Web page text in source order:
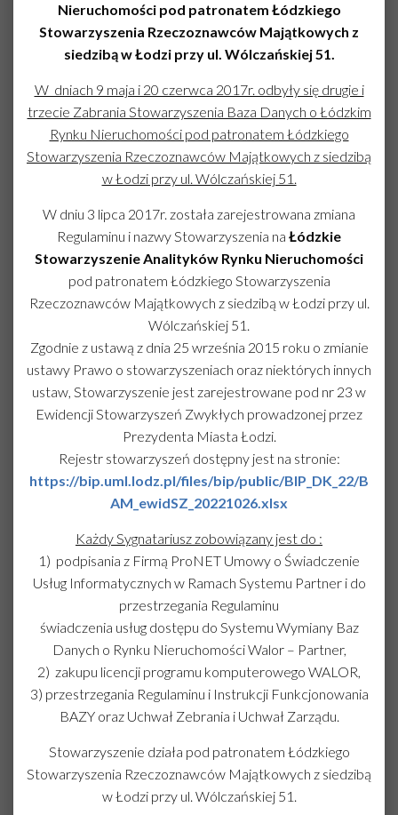
Nieruchomości pod patronatem Łódzkiego
Stowarzyszenia Rzeczoznawców Majątkowych z
siedzibą w Łodzi przy ul. Wólczańskiej 51.
W dniach 9 maja i 20 czerwca 2017r. odbyły się drugie i
trzecie Zabrania Stowarzyszenia Baza Danych o Łódzkim
Rynku Nieruchomości pod patronatem Łódzkiego
Stowarzyszenia Rzeczoznawców Majątkowych z siedzibą
w Łodzi przy ul. Wólczańskiej 51.
W dniu 3 lipca 2017r. została zarejestrowana zmiana
Regulaminu i nazwy Stowarzyszenia na Łódzkie
StowarzyszenieAnalityków Rynku Nieruchomości
pod patronatem Łódzkiego Stowarzyszenia
Rzeczoznawców Majątkowych z siedzibą w Łodzi przy ul.
Wólczańskiej 51.
Zgodnie z ustawą z dnia 25 września 2015 roku o zmianie
ustawy Prawo o stowarzyszeniach oraz niektórych innych
ustaw, Stowarzyszenie jest zarejestrowane pod nr 23 w
Ewidencji Stowarzyszeń Zwykłych prowadzonej przez
Prezydenta Miasta Łodzi.
Rejestr stowarzyszeń dostępny jest na stronie:
https://bip.uml.lodz.pl/files/bip/public/BIP_DK_22/B
AM_ewidSZ_20221026.xlsx
Każdy Sygnatariusz zobowiązany jest do :
1) podpisania z Firmą ProNET Umowy o Świadczenie
Usług Informatycznych w Ramach Systemu Partner i do
przestrzegania Regulaminu
świadczenia usług dostępu do Systemu Wymiany Baz
Danych o Rynku Nieruchomości Walor – Partner,
2) zakupu licencji programu komputerowego WALOR,
3) przestrzegania Regulaminu i Instrukcji Funkcjonowania
BAZY oraz Uchwał Zebrania i Uchwał Zarządu.
Stowarzyszenie działa pod patronatem Łódzkiego
Stowarzyszenia Rzeczoznawców Majątkowych z siedzibą
w Łodzi przy ul. Wólczańskiej 51.